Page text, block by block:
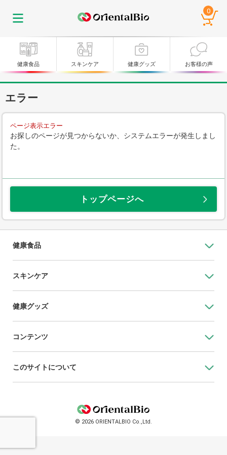
0
健康食品 スキンケア 健康グッズ お客様の声
エラー
ページ表示エラー
お探しのページが見つからないか、システムエラーが発生しまし
た。
トップページへ
健康食品
スキンケア
健康グッズ
コンテンツ
このサイトについて
© 2026 ORIENTALBIO Co.,Ltd.